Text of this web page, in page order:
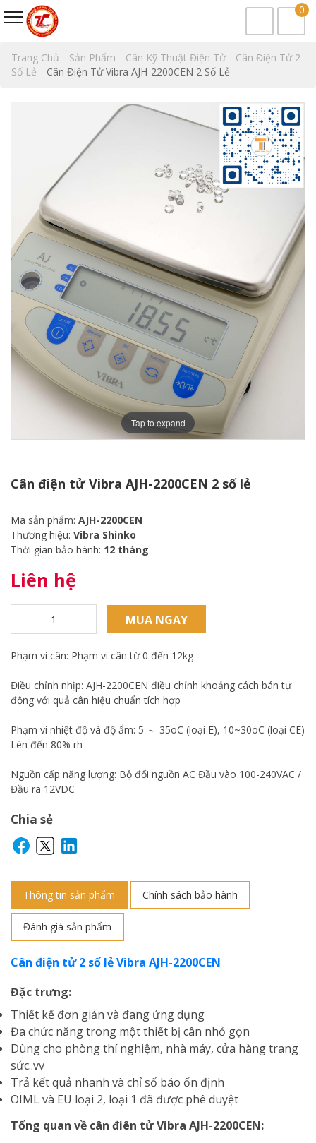
0
Trang Chủ Sản Phẩm Cân Kỹ Thuật Điện Tử
Cân Điện Tử 2
Số Lẻ
Cân Điện Tử Vibra AJH-2200CEN 2 Số Lẻ
Tap to expand
Cân điện tử Vibra AJH-2200CEN 2 số lẻ
Mã sản phẩm: AJH-2200CEN
Thương hiệu: Vibra Shinko
Thời gian bảo hành: 12 tháng
Liên hệ
MUA NGAY
Phạm vi cân: Phạm vi cân từ 0 đến 12kg
Điều chỉnh nhịp: AJH-2200CEN điều chỉnh khoảng cách bán tự
động với quả cân hiệu chuẩn tích hợp
Phạm vi nhiệt độ và độ ẩm: 5 ～ 35oC (loại E), 10~30oC (loại CE)
Lên đến 80% rh
Nguồn cấp năng lượng: Bộ đổi nguồn AC Đầu vào 100-240VAC /
Đầu ra 12VDC
Chia sẻ
Thông tin sản phẩm Chính sách bảo hành
Đánh giá sản phẩm
Cân điện tử 2 số lẻ Vibra AJH-2200CEN
Đặc trưng:
Thiết kế đơn giản và đang ứng dụng
Đa chức năng trong một thiết bị cân nhỏ gọn
Dùng cho phòng thí nghiệm, nhà máy, cửa hàng trang
sức..vv
Trả kết quả nhanh và chỉ số báo ổn định
OIML và EU loại 2, loại 1 đã được phê duyệt
Tổng quan về cân điên tử Vibra AJH-2200CEN: